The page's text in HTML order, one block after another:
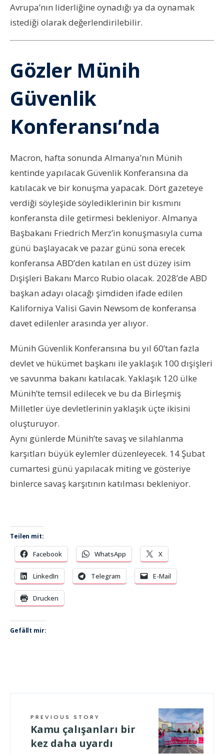
Avrupa’nın liderliğine oynadığı ya da oynamak
istediği olarak değerlendirilebilir.
Gözler Münih
Güvenlik
Konferansı’nda
Macron, hafta sonunda Almanya’nın Münih
kentinde yapılacak Güvenlik Konferansına da
katılacak ve bir konuşma yapacak. Dört gazeteye
verdiği söyleşide söylediklerinin bir kısmını
konferansta dile getirmesi bekleniyor. Almanya
Başbakanı Friedrich Merz’in konuşmasıyla cuma
günü başlayacak ve pazar günü sona erecek
konferansa ABD’den katılan en üst düzey isim
Dışişleri Bakanı Marco Rubio olacak. 2028’de ABD
başkan adayı olacağı şimdiden ifade edilen
Kaliforniya Valisi Gavin Newsom de konferansa
davet edilenler arasında yer alıyor.
Münih Güvenlik Konferansına bu yıl 60’tan fazla
devlet ve hükümet başkanı ile yaklaşık 100 dışişleri
ve savunma bakanı katılacak. Yaklaşık 120 ülke
Münih’te temsil edilecek ve bu da Birleşmiş
Milletler üye devletlerinin yaklaşık üçte ikisini
oluşturuyor.
Aynı günlerde Münih’te savaş ve silahlanma
karşıtları büyük eylemler düzenleyecek. 14 Şubat
cumartesi günü yapılacak miting ve gösteriye
binlerce savaş karşıtının katılması bekleniyor.
Teilen mit:
Facebook WhatsApp X
LinkedIn Telegram E-Mail
Drucken
Gefällt mir:
PREVIOUS STORY
Kamu çalışanları bir
kez daha uyardı